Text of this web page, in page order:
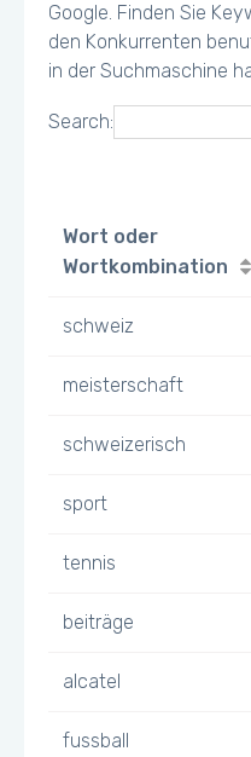
Google. Finden Sie
den Konkurrenten
in der Suchmaschine
Search:
Wort oder
Wortkombination
schweiz
meisterschaft
schweizerisch
sport
tennis
beiträge
alcatel
fussball